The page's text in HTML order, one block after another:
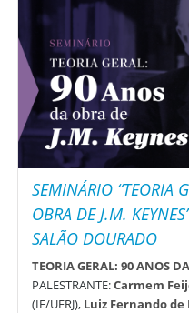
SEMINÁRIO “TEORIA
OBRA DE J.M.
SALÃO DOURADO
TEORIA GERAL: 90 ANOS
PALESTRANTE:Carmem
(IE/UFRJ), Luiz Fernando de